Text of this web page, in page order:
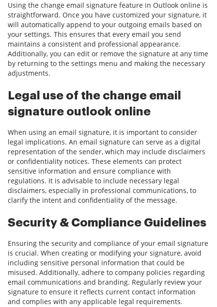
Using the change email signature feature in Outlook online is
straightforward. Once you have customized your signature, it
will automatically append to your outgoing emails based on
your settings. This ensures that every email you send
maintains a consistent and professional appearance.
Additionally, you can edit or remove the signature at any time
by returning to the settings menu and making the necessary
adjustments.
Legal use of the change email
signature outlook online
When using an email signature, it is important to consider
legal implications. An email signature can serve as a digital
representation of the sender, which may include disclaimers
or confidentiality notices. These elements can protect
sensitive information and ensure compliance with
regulations. It is advisable to include necessary legal
disclaimers, especially in professional communications, to
clarify the intent and confidentiality of the message.
Security & Compliance Guidelines
Ensuring the security and compliance of your email signature
is crucial. When creating or modifying your signature, avoid
including sensitive personal information that could be
misused. Additionally, adhere to company policies regarding
email communications and branding. Regularly review your
signature to ensure it reflects current contact information
and complies with any applicable legal requirements.